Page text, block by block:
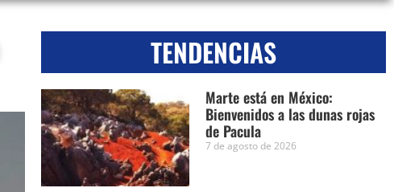
TENDENCIAS
Marte está en México:
Bienvenidos a las dunas rojas
de Pacula
7 de agosto de 2026